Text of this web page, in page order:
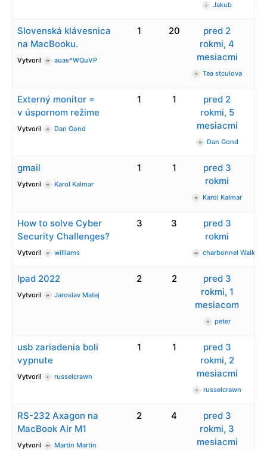
Jakub
Slovenská klávesnica
na MacBooku.
Vytvoril auas*WQuVP
1 20
pred 2
rokmi, 4
mesiacmi
Tea stculova
Externý monitor =
v úspornom režime
Vytvoril Dan Gond
1 1
pred 2
rokmi, 5
mesiacmi
Dan Gond
gmail
Vytvoril Karol Kalmar
1 1
pred 3
rokmi
Karol Kalmar
How to solve Cyber
Security Challenges?
Vytvoril williams
3 3
pred 3
rokmi
charbonnel Walker
Ipad 2022
Vytvoril Jaroslav Matej
2 2
pred 3
rokmi, 1
mesiacom
peter
usb zariadenia boli
vypnute
Vytvoril russelcrawn
1 1
pred 3
rokmi, 2
mesiacmi
russelcrawn
RS-232 Axagon na
MacBook Air M1
Vytvoril Martin Martin
2 4
pred 3
rokmi, 3
mesiacmi